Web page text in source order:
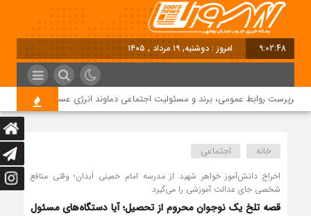
9:02:48 امروز : دوشنبه, ۱۹ مرداد , ۱۴۰۵
روابط عمومی، برند و مسئولیت اجتماعی دماوند انرژی عسلویه شد
خانه اجتماعی
اخراج دانش‌آموز خواهر شهید از مدرسه امام خمینی اَبدان؛ وقتی منافع
شخصی جای عدالت آموزشی را می‌گیرد
قصه تلخ یک نوجوان محروم از تحصیل؛ آیا دستگاه‌های مسئول